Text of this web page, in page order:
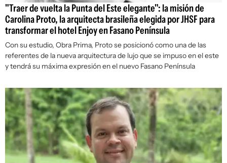
"Traer de vuelta la Punta del Este elegante": la misión de
Carolina Proto, la arquitecta brasileña elegida por JHSF para
transformar el hotel Enjoy en Fasano Península
Con su estudio, Obra Prima, Proto se posicionó como una de las
referentes de la nueva arquitectura de lujo que se impuso en el este
y tendrá su máxima expresión en el nuevo Fasano Península